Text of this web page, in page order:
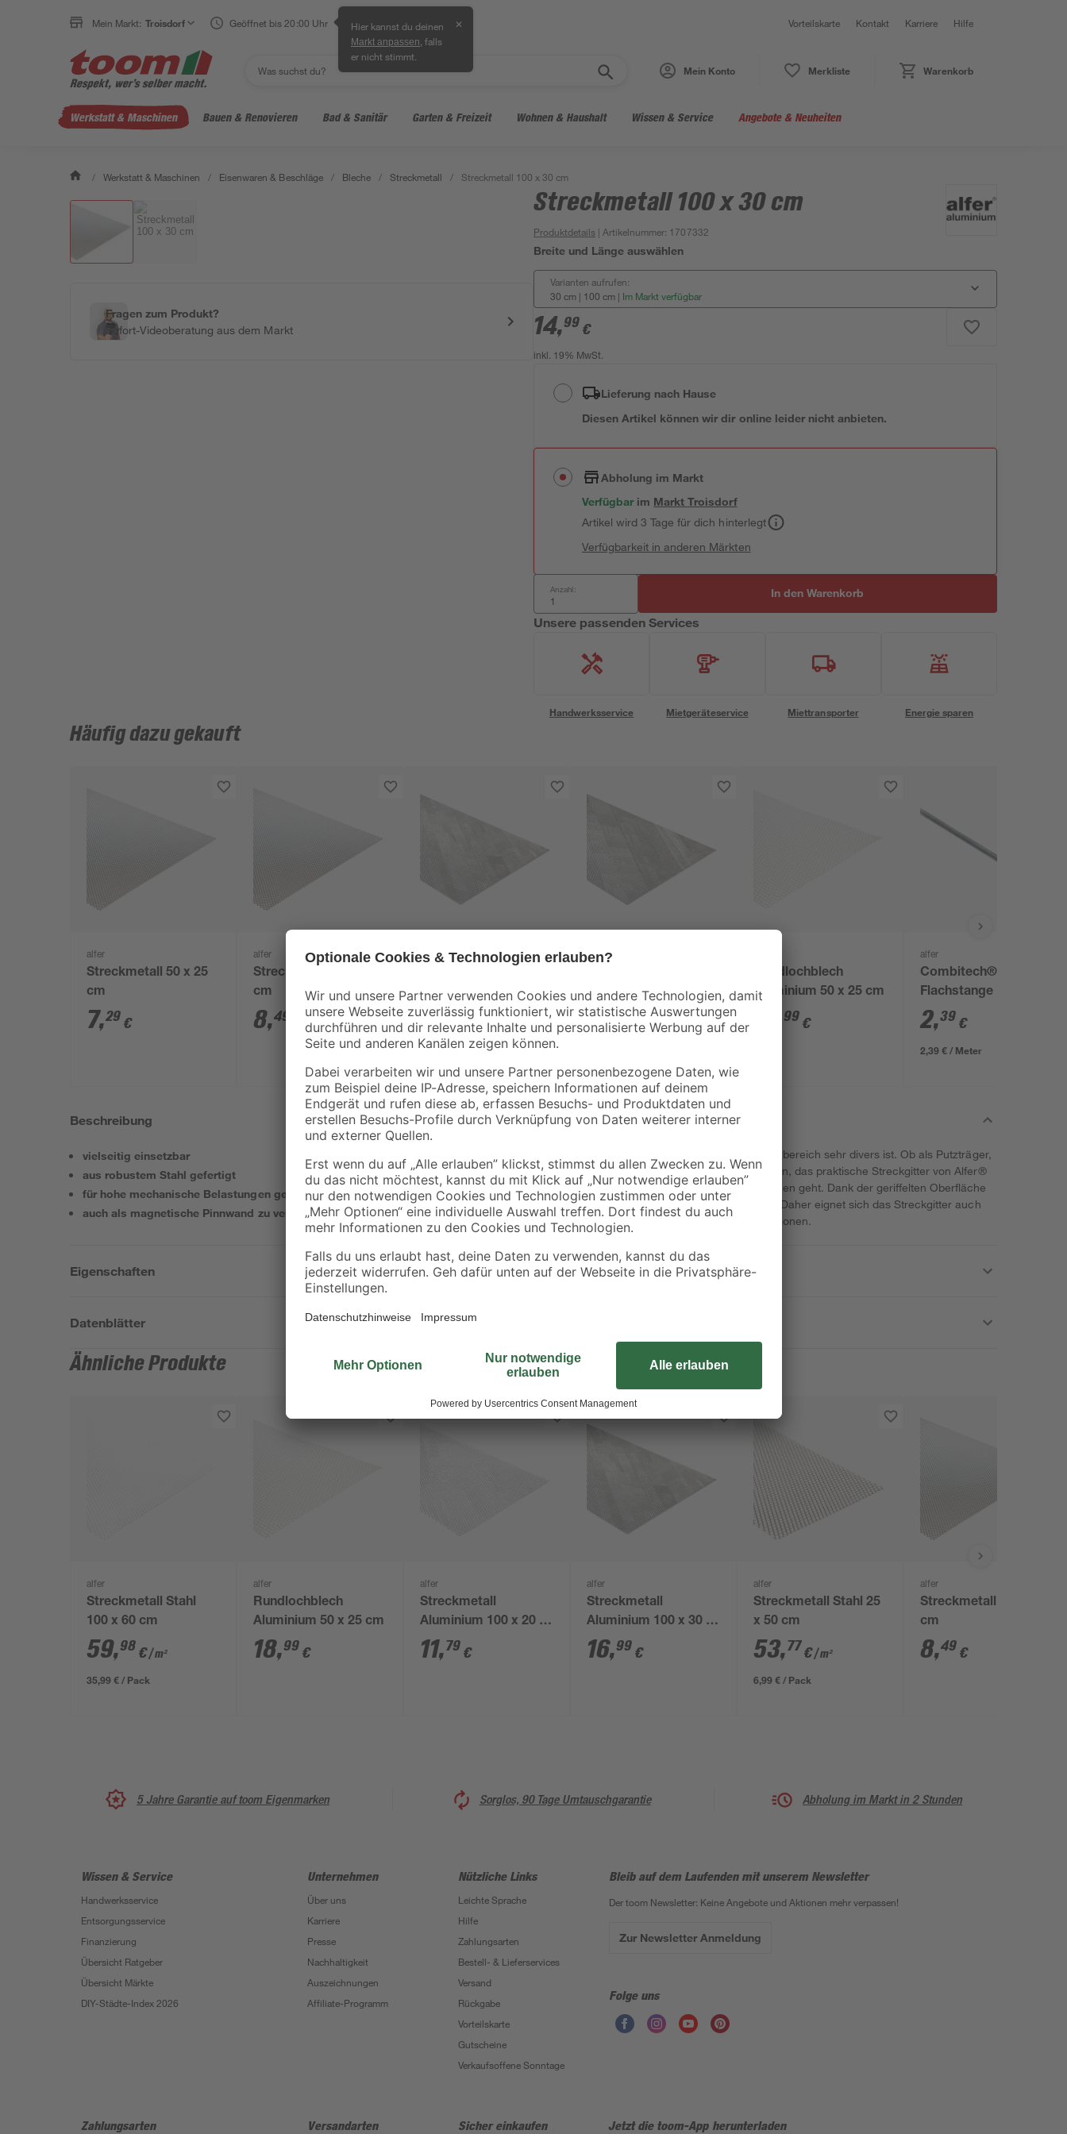
Mein Markt: Troisdorf Geöffnet bis 20:00 Uhr Hier kannst du deinen
Markt anpassen , falls
er nicht stimmt.
✕ Vorteilskarte Kontakt Karriere Hilfe
Mein Konto Merkliste Warenkorb
Werkstatt & Maschinen Bauen & Renovieren Bad & Sanitär Garten & Freizeit Wohnen & Haushalt Wissen & Service Angebote & Neuheiten
/ Werkstatt & Maschinen / Eisenwaren & Beschläge / Bleche / Streckmetall / Streckmetall 100 x 30 cm
Fragen zum Produkt?
Sofort-Videoberatung aus dem Markt
Streckmetall 100 x 30 cm
Produktdetails | Artikelnummer: 1707332
Breite und Länge auswählen
Varianten aufrufen:
30 cm | 100 cm | Im Markt verfügbar
14,99 €
inkl. 19% MwSt.
Lieferung nach Hause
Diesen Artikel können wir dir online leider nicht anbieten.
Abholung im Markt
Verfügbar im MarktTroisdorf
Artikel wird 3 Tage für dich hinterlegt
Verfügbarkeit in anderen Märkten
Anzahl: In den Warenkorb
Unsere passenden Services
Handwerksservice Mietgeräteservice Miettransporter Energie sparen
Häufig dazu gekauft
alfer
Streckmetall 50 x 25
cm
7,29 €
alfer
Streckmetall 100 x 12
cm
8,49
alfer
Aluminium 100 x 30 x
0,08 cm
16,99€
alfer
100 x 60 cm
36,79 €
Rundlochblech
Aluminium 50 x 25 cm
99 €
alfer
Combitech® Alu-
Flachstange 100 x
1,15 x 0,2 cm
2,39 €
2,39 € / Meter
Beschreibung
vielseitig einsetzbar
aus robustem Stahl gefertigt
für hohe mechanische Belastungen geeignet
auch als magnetische Pinnwand zu verwenden
Das Streckmetall ist ein Element, dessen Einsatzbereich sehr divers ist. Ob als Putzträger,
als Verkleidung oder auch für Zaunkonstruktionen, das praktische Streckgitter von Alfer®
ist dann gefragt, wenn es um durchlässige Flächen geht. Dank der geriffelten Oberfläche
sind die darunter liegenden Werkstoffe sichtbar. Daher eignet sich das Streckgitter auch
als Dekoration oder für eigene Lampenkonstruktionen.
Eigenschaften
Datenblätter
Ähnliche Produkte
alfer
Streckmetall Stahl
100 x 60 cm
59,98 €/ m²
35,99 € / Pack
alfer
Rundlochblech
Aluminium 50 x 25 cm
18,99 €
alfer
Streckmetall
Aluminium 100 x 20 x
0,08 cm
11,79 €
alfer
Streckmetall
Aluminium 100 x 30 x
0,08 cm
16,99 €
alfer
Streckmetall Stahl 25
x 50 cm
53,77€/ m²
6,99 € / Pack
alfer
Streckmetall 100 x 12
cm
8,49 €
5 Jahre Garantie auf toom Eigenmarken Sorglos, 90 Tage Umtauschgarantie Abholung im Markt in 2 Stunden
Wissen & Service
Handwerksservice
Entsorgungsservice
Finanzierung
Übersicht Ratgeber
Übersicht Märkte
DIY-Städte-Index 2026
Unternehmen
Über uns
Karriere
Presse
Nachhaltigkeit
Auszeichnungen
Affiliate-Programm
Nützliche Links
Leichte Sprache
Hilfe
Zahlungsarten
Bestell- & Lieferservices
Versand
Rückgabe
Vorteilskarte
Gutscheine
Verkaufsoffene Sonntage
Bleib auf dem Laufenden mit unserem Newsletter
Der toom Newsletter: Keine Angebote und Aktionen mehr verpassen!
Zur Newsletter Anmeldung
Folge uns
Zahlungsarten Versandarten Sicher einkaufen Jetzt die toom-App herunterladen